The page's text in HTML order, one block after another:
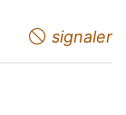
signaler